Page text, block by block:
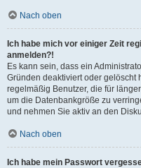
Nach oben
Ich habe mich vor einiger Zeit
anmelden?!
Es kann sein, dass ein
Gründen deaktiviert oder gelöscht
regelmäßig Benutzer, die für
um die Datenbankgröße zu
und nehmen Sie aktiv an den
Nach oben
Ich habe mein Passwort